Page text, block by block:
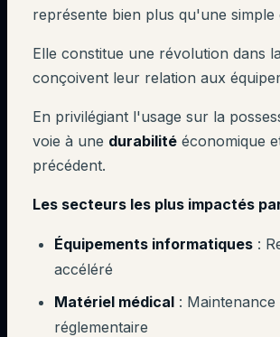
représente bien plus qu'une
Elle constitue une révolution dans
conçoivent leur relation aux
En privilégiant l'usage sur la
voie à une durabilité économique
précédent.
Les secteurs les plus impactés
Équipements informatiques :
accéléré
Matériel médical :
réglementaire